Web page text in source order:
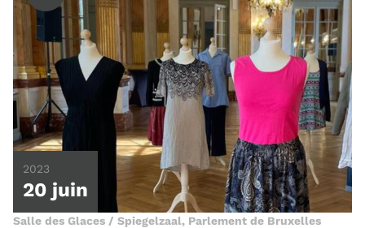
2023
20 juin
Salle des Glaces / Spiegelzaal, Parlement de Bruxelles